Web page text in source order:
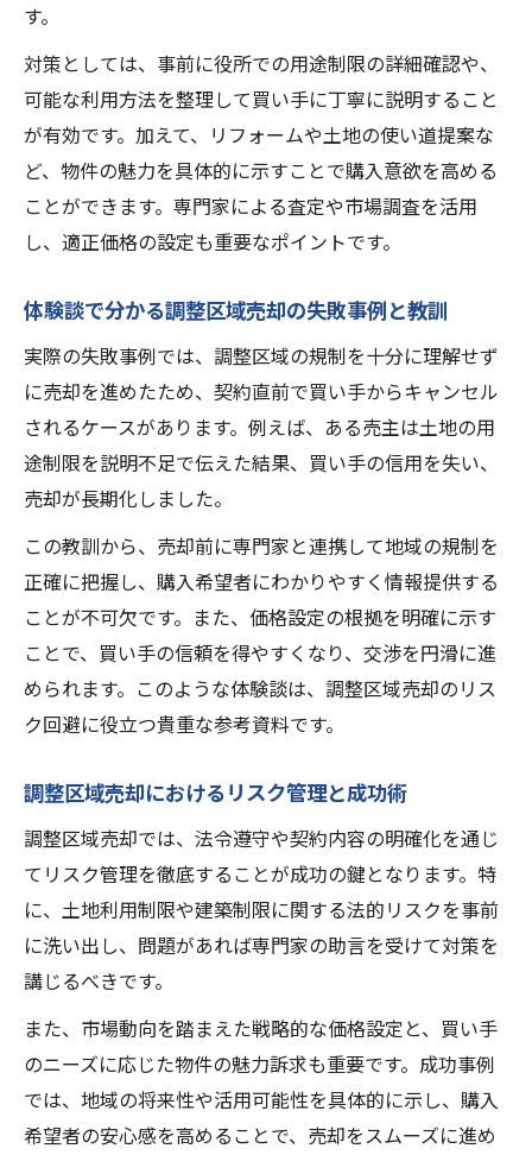
す。
対策としては、事前に役所での用途制限の詳細確認や、
可能な利用方法を整理して買い手に丁寧に説明すること
が有効です。加えて、リフォームや土地の使い道提案な
ど、物件の魅力を具体的に示すことで購入意欲を高める
ことができます。専門家による査定や市場調査を活用
し、適正価格の設定も重要なポイントです。
体験談で分かる調整区域売却の失敗事例と教訓
実際の失敗事例では、調整区域の規制を十分に理解せず
に売却を進めたため、契約直前で買い手からキャンセル
されるケースがあります。例えば、ある売主は土地の用
途制限を説明不足で伝えた結果、買い手の信用を失い、
売却が長期化しました。
この教訓から、売却前に専門家と連携して地域の規制を
正確に把握し、購入希望者にわかりやすく情報提供する
ことが不可欠です。また、価格設定の根拠を明確に示す
ことで、買い手の信頼を得やすくなり、交渉を円滑に進
められます。このような体験談は、調整区域売却のリス
ク回避に役立つ貴重な参考資料です。
調整区域売却におけるリスク管理と成功術
調整区域売却では、法令遵守や契約内容の明確化を通じ
てリスク管理を徹底することが成功の鍵となります。特
に、土地利用制限や建築制限に関する法的リスクを事前
に洗い出し、問題があれば専門家の助言を受けて対策を
講じるべきです。
また、市場動向を踏まえた戦略的な価格設定と、買い手
のニーズに応じた物件の魅力訴求も重要です。成功事例
では、地域の将来性や活用可能性を具体的に示し、購入
希望者の安心感を高めることで、売却をスムーズに進め